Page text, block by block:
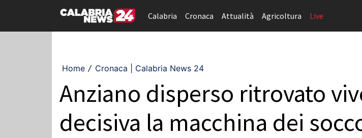
Calabria Cronaca Attualità Agricoltura Live
Home / Cronaca | Calabria News 24
Anziano disperso ritrovato
decisiva la macchina dei